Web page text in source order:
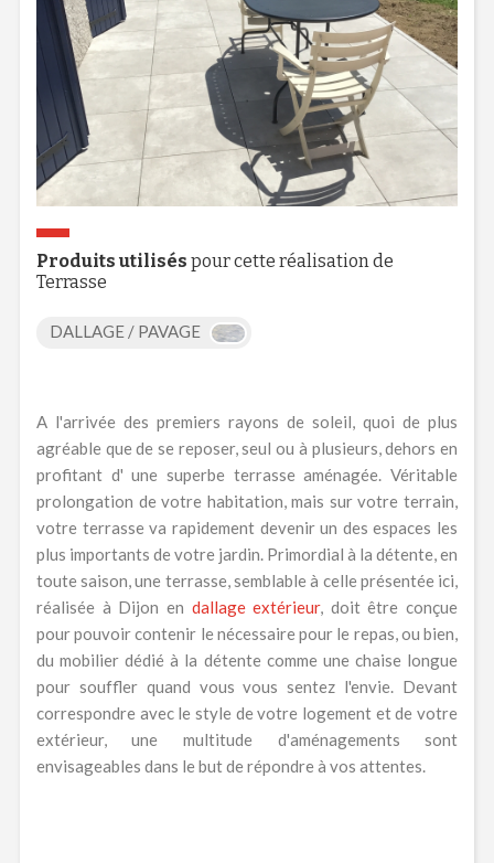
Produits utilisés pour cette réalisation de
Terrasse
DALLAGE / PAVAGE
A l'arrivée des premiers rayons de soleil, quoi de plus
agréable que de se reposer, seul ou à plusieurs, dehors en
profitant d' une superbe terrasse aménagée. Véritable
prolongation de votre habitation, mais sur votre terrain,
votre terrasse va rapidement devenir un des espaces les
plus importants de votre jardin. Primordial à la détente, en
toute saison, une terrasse, semblable à celle présentée ici,
réalisée à Dijon en dallage extérieur, doit être conçue
pour pouvoir contenir le nécessaire pour le repas, ou bien,
du mobilier dédié à la détente comme une chaise longue
pour souffler quand vous vous sentez l'envie. Devant
correspondre avec le style de votre logement et de votre
extérieur, une multitude d'aménagements sont
envisageables dans le but de répondre à vos attentes.